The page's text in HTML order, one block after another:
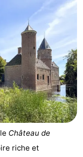
Château de
riche et